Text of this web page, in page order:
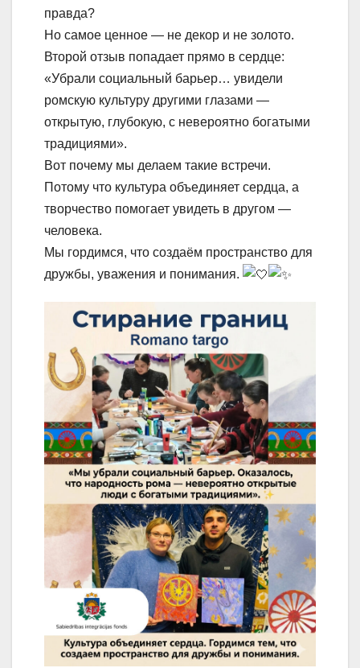
правда?
Но самое ценное — не декор и не золото.
Второй отзыв попадает прямо в сердце:
«Убрали социальный барьер… увидели
ромскую культуру другими глазами —
открытую, глубокую, с невероятно богатыми
традициями».
Вот почему мы делаем такие встречи.
Потому что культура объединяет сердца, а
творчество помогает увидеть в другом —
человека.
Мы гордимся, что создаём пространство для
дружбы, уважения и понимания.